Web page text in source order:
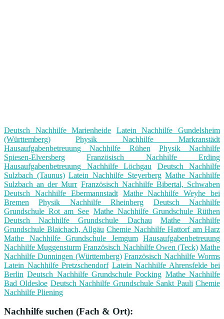
Deutsch Nachhilfe Marienheide
Latein Nachhilfe Gundelsheim
(Württemberg)
Physik Nachhilfe Markranstädt
Hausaufgabenbetreuung Nachhilfe Rühen
Physik Nachhilfe
Spiesen-Elversberg
Französisch Nachhilfe Erding
Hausaufgabenbetreuung Nachhilfe Löchgau
Deutsch Nachhilfe
Sulzbach (Taunus) Latein Nachhilfe Steyerberg Mathe Nachhilfe
Sulzbach an der Murr Französisch Nachhilfe Bibertal, Schwaben
Deutsch Nachhilfe Ebermannstadt
Mathe Nachhilfe Weyhe bei
Bremen
Physik Nachhilfe Rheinberg
Deutsch Nachhilfe
Grundschule Rot am See Mathe Nachhilfe Grundschule Rüthen
Deutsch Nachhilfe Grundschule Dachau
Mathe Nachhilfe
Grundschule Blaichach, Allgäu Chemie Nachhilfe Hattorf am Harz
Mathe Nachhilfe Grundschule Jemgum
Hausaufgabenbetreuung
Nachhilfe Muggensturm Französisch Nachhilfe Owen (Teck) Mathe
Nachhilfe Dunningen (Württemberg) Französisch Nachhilfe Worms
Latein Nachhilfe Pretzschendorf Latein Nachhilfe Ahrensfelde bei
Berlin Deutsch Nachhilfe Grundschule Pocking Mathe Nachhilfe
Bad Oldesloe Deutsch Nachhilfe Grundschule Sankt Pauli Chemie
Nachhilfe Pliening
Nachhilfe suchen (Fach & Ort):